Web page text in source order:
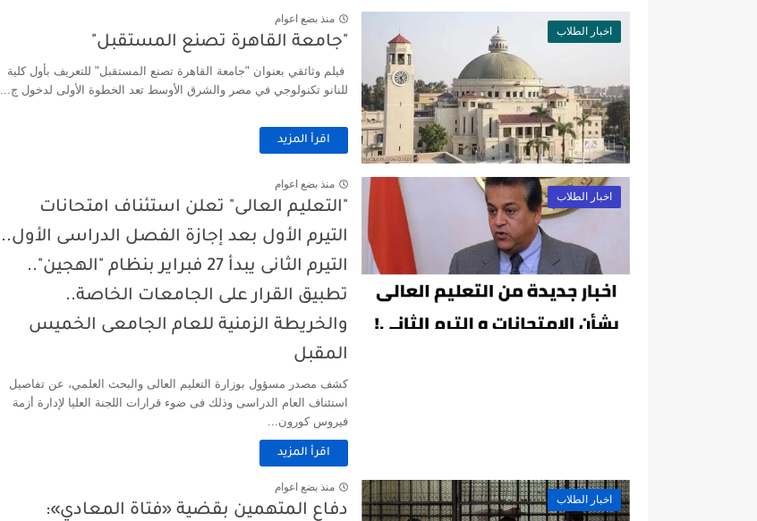
اخبار الطلاب
منذ بضع اعوام
"جامعة القاهرة تصنع المستقبل"
فيلم وثائقي بعنوان "جامعة القاهرة تصنع المستقبل" للتعريف بأول كلية
للنانو تكنولوجي في مصر والشرق الأوسط تعد الخطوة الأولى لدخول ج...
اقرأ المزيد
اخبار الطلاب
منذ بضع اعوام
"التعليم العالى" تعلن استئناف امتحانات
التيرم الأول بعد إجازة الفصل الدراسى الأول..
التيرم الثانى يبدأ 27 فبراير بنظام "الهجين"..
تطبيق القرار على الجامعات الخاصة..
والخريطة الزمنية للعام الجامعى الخميس
المقبل
كشف مصدر مسؤول بوزارة التعليم العالى والبحث العلمي، عن تفاصيل
استئناف العام الدراسى وذلك فى ضوء قرارات اللجنة العليا لإدارة أزمة
فيروس كورون...
اقرأ المزيد
اخبار الطلاب
منذ بضع اعوام
دفاع المتهمين بقضية «فتاة المعادي»: